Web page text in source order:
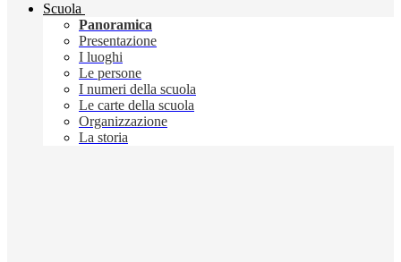
Scuola
Panoramica
Presentazione
I luoghi
Le persone
I numeri della scuola
Le carte della scuola
Organizzazione
La storia